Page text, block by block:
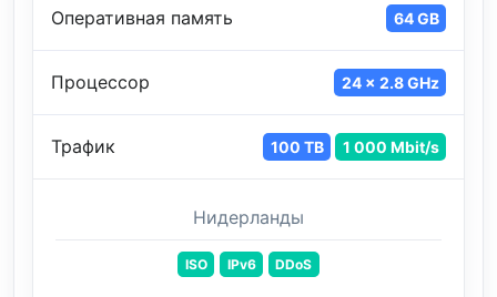
Оперативная память 64 GB
Процессор 24 x 2.8 GHz
Трафик 100 TB 1 000 Mbit/s
Нидерланды
ISO IPv6 DDoS